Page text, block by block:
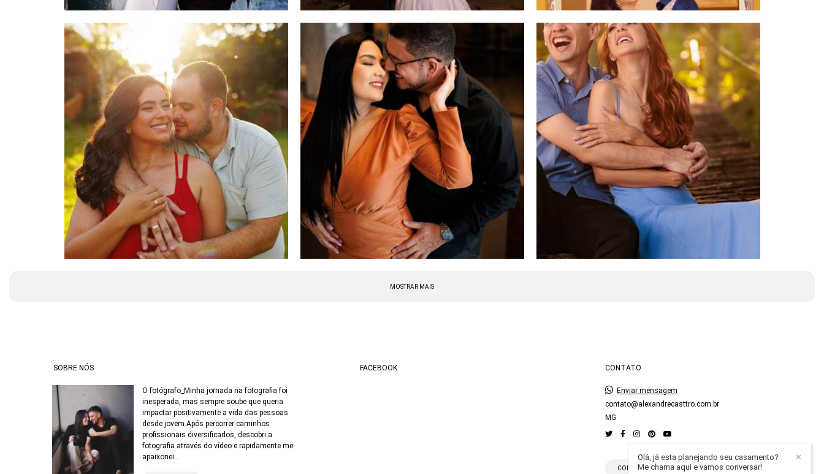
MOSTRAR MAIS
SOBRE NÓS
O fotógrafo_Minha jornada na fotografia foi
inesperada, mas sempre soube que queria
impactar positivamente a vida das pessoas
desde jovem.Após percorrer caminhos
profissionais diversificados, descobri a
fotografia através do vídeo e rapidamente me
apaixonei...
FACEBOOK CONTATO
Enviar mensagem
contato@alexandrecasttro.com.br
MG
CONTATO
✕
Olá, já esta planejando seu casamento?
Me chama aqui e vamos conversar!